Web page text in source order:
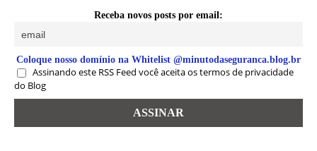
Receba novos posts por email:
Coloque nosso domínio na Whitelist @minutodaseguranca.blog.br
Assinando este RSS Feed você aceita os termos de privacidade
do Blog